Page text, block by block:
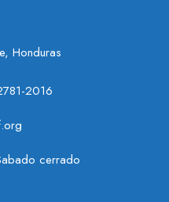
Honduras
2016
cerrado